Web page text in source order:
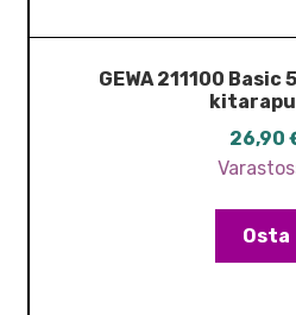
GEWA 211100
26,90
Osta